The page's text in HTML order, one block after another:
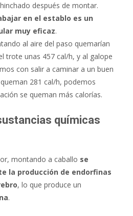
después de montar.
en el establo es un
muy eficaz.
al aire del paso quemarían
trote unas 457 cal/h, y al galope
con salir a caminar a un buen
281 cal/h, podemos
se queman más calorías.
químicas
montando a caballo se
la producción de endorfinas
, lo que produce un
.